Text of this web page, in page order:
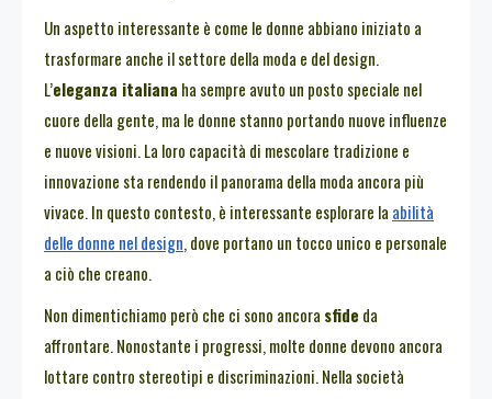
Un aspetto interessante è come le donne abbiano iniziato a
trasformare anche il settore della moda e del design.
L’eleganza italiana ha sempre avuto un posto speciale nel
cuore della gente, ma le donne stanno portando nuove influenze
e nuove visioni. La loro capacità di mescolare tradizione e
innovazione sta rendendo il panorama della moda ancora più
vivace. In questo contesto, è interessante esplorare la abilità
delle donne nel design, dove portano un tocco unico e personale
a ciò che creano.
Non dimentichiamo però che ci sono ancora sfide da
affrontare. Nonostante i progressi, molte donne devono ancora
lottare contro stereotipi e discriminazioni. Nella società